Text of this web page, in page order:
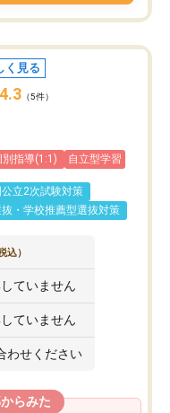
く見る
4.3 （5件）
別指導(1:1) 自立型学習
公立2次試験対策
・学校推薦型選抜対策
込）
ていません
ていません
わせください
らみた